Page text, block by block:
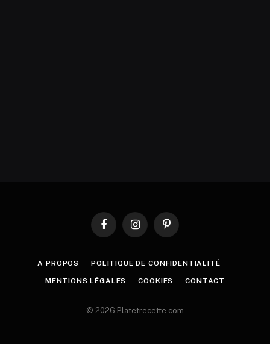
FacebookInstagramPinterest
A PROPOS POLITIQUE DE CONFIDENTIALITÉ
MENTIONS LÉGALES COOKIES CONTACT
© 2026 Platetrecette.com